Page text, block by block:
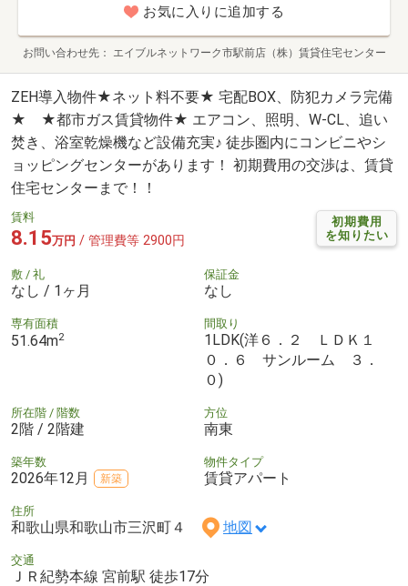
お気に入りに追加する
お問い合わせ先 エイブルネットワーク市駅前店（株）賃貸住宅センター
ZEH導入物件★ネット料不要★ 宅配BOX、防犯カメラ完備
★ ★都市ガス賃貸物件★ エアコン、照明、W-CL、追い
焚き、浴室乾燥機など設備充実♪ 徒歩圏内にコンビニやシ
ョッピングセンターがあります！ 初期費用の交渉は、賃貸
住宅センターまで！！
初期費用
を知りたい
賃料
8.15万円 / 管理費等 2900円
敷 / 礼
なし / 1ヶ月
保証金
なし
専有面積
51.64m2
間取り
1LDK(洋６．２ ＬＤＫ１
０．６ サンルーム ３．
０)
所在階 / 階数
2階 / 2階建
方位
南東
築年数
2026年12月 新築
物件タイプ
賃貸アパート
住所
和歌山県和歌山市三沢町４ 地図
交通
ＪＲ紀勢本線 宮前駅 徒歩17分